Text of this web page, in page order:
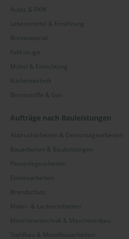
Autos & PKW
Lebensmittel & Ernährung
Büromaterial
Fahrzeuge
Möbel & Einrichtung
Küchentechnik
Brennstoffe & Gas
Aufträge nach Bauleistungen
Abbrucharbeiten & Demontagearbeiten
Bauarbeiten & Bauleistungen
Fliesenlegearbeiten
Elektroarbeiten
Brandschutz
Maler- & Lackierarbeiten
Maschinentechnik & Maschinenbau
Stahlbau & Metallbauarbeiten